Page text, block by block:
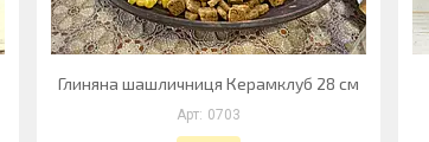
Глиняна шашличниця Керамклуб 28 см
0703